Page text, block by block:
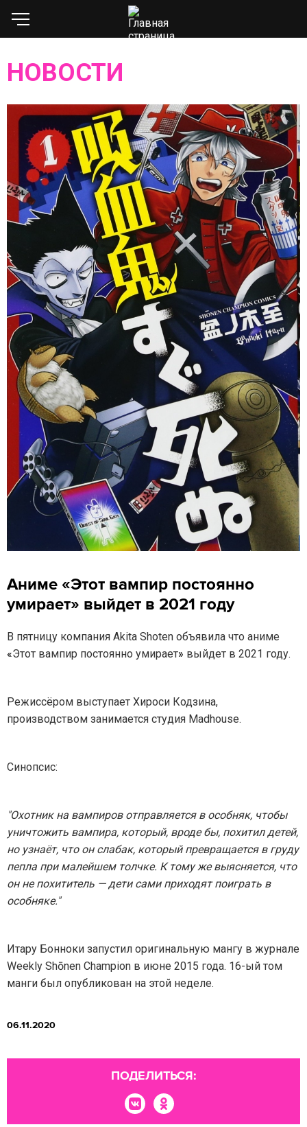
НОВОСТИ
Аниме «Этот вампир постоянно
умирает» выйдет в 2021 году
В пятницу компания Akita Shoten объявила что аниме
«Этот вампир постоянно умирает» выйдет в 2021 году.
Режиссёром выступает Хироси Кодзина,
производством занимается студия Madhouse.
Синопсис:
"Охотник на вампиров отправляется в особняк, чтобы
уничтожить вампира, который, вроде бы, похитил детей,
но узнаёт, что он слабак, который превращается в груду
пепла при малейшем толчке. К тому же выясняется, что
он не похититель — дети сами приходят поиграть в
особняке."
Итару Бонноки запустил оригинальную мангу в журнале
Weekly Shōnen Champion в июне 2015 года. 16-ый том
манги был опубликован на этой неделе.
06.11.2020
ПОДЕЛИТЬСЯ: